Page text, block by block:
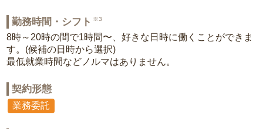
勤務時間・シフト ※3
8時～20時の間で1時間〜、好きな日時に働くことができま
す。(候補の日時から選択)
最低就業時間などノルマはありません。
契約形態
業務委託